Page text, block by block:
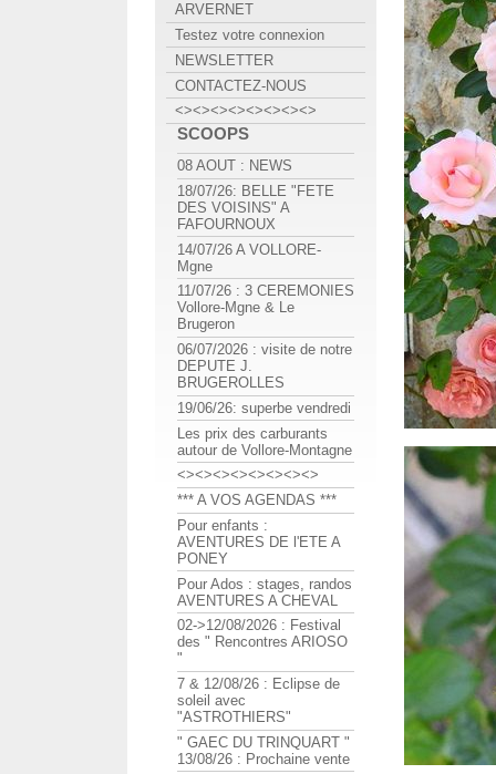
ARVERNET
Testez votre connexion
NEWSLETTER
CONTACTEZ-NOUS
<><><><><><><><>
SCOOPS
08 AOUT : NEWS
18/07/26: BELLE "FETE
DES VOISINS" A
FAFOURNOUX
14/07/26 A VOLLORE-
Mgne
11/07/26 : 3 CEREMONIES
Vollore-Mgne & Le
Brugeron
06/07/2026 : visite de notre
DEPUTE J.
BRUGEROLLES
19/06/26: superbe vendredi
Les prix des carburants
autour de Vollore-Montagne
<><><><><><><><>
*** A VOS AGENDAS ***
Pour enfants :
AVENTURES DE l'ETE A
PONEY
Pour Ados : stages, randos
AVENTURES A CHEVAL
02->12/08/2026 : Festival
des " Rencontres ARIOSO
"
7 & 12/08/26 : Eclipse de
soleil avec
"ASTROTHIERS"
" GAEC DU TRINQUART "
13/08/26 : Prochaine vente